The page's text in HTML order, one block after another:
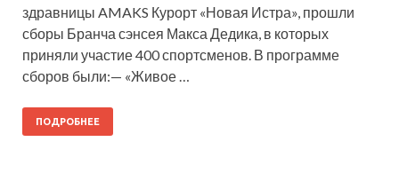
здравницы AMAKS Курорт «Новая Истра», прошли
сборы Бранча сэнсея Макса Дедика, в которых
приняли участие 400 спортсменов. В программе
сборов были:— «Живое …
ПОДРОБНЕЕ